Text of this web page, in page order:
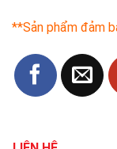
**Sản phẩm đảm